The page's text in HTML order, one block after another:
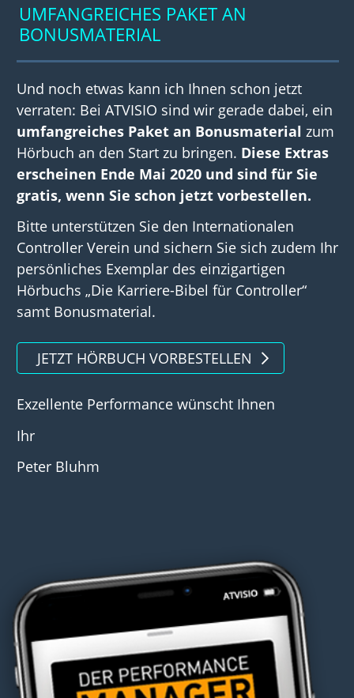
UMFANGREICHES PAKET AN
BONUSMATERIAL
Und noch etwas kann ich Ihnen schon jetzt
verraten: Bei ATVISIO sind wir gerade dabei, ein
umfangreiches Paket an Bonusmaterial zum
Hörbuch an den Start zu bringen. Diese Extras
erscheinen Ende Mai 2020 und sind für Sie
gratis, wenn Sie schon jetzt vorbestellen.
Bitte unterstützen Sie den Internationalen
Controller Verein und sichern Sie sich zudem Ihr
persönliches Exemplar des einzigartigen
Hörbuchs „Die Karriere-Bibel für Controller“
samt Bonusmaterial.
JETZT HÖRBUCH VORBESTELLEN
Exzellente Performance wünscht Ihnen
Ihr
Peter Bluhm